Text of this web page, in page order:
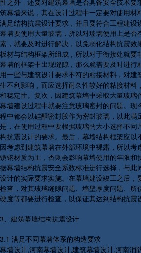
筑幕墙来说，其在设计过程中一定要对使用材
满足结构抗震设计要求，并且要符合工程建设
幕墙要使用大量玻璃，所以对玻璃使用上是否
素，就要及时进行解决，以免弱化结构抗震效
板材与结构框架所组成，所以对于衔接处就要
幕墙的框架中出现缝隙，那么就需要及时进行
用一些与建筑设计要求不符的粘接材料，对建
生不利影响，而应选择耐久性较好的粘接材料
和稳定性。复次，因建筑幕墙中采取大量玻璃
幕墙建设过程中就要注意玻璃密封的问题。现
程中都会以硅酮密封胶作为密封玻璃，以此满
是，在使用过程中要根据玻璃的大小选择不同
构抗震设计的要求。最后，幕墙结构框架应以
因考虑到建筑幕墙在外部环境中裸露，所以考
锈钢材质为主，否则会影响幕墙使用的年限和
据幕墙结构抗震安全系数标准进行选择，与此
设计的实际要求实施。在幕墙建设竣工之后，
检查，对其玻璃缝隙问题、墙壁厚度问题、所
硬度等都要进行检查，以保证其达到结构抗震
3、建筑幕墙结构抗震设计
3.1 满足不同幕墙体系的构造要求
幕墙设计,河南幕墙设计,建筑幕墙设计,河南消